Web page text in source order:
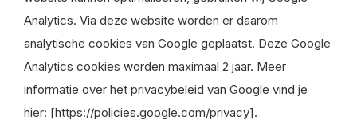
Analytics. Via deze website worden er daarom
analytische cookies van Google geplaatst. Deze Google
Analytics cookies worden maximaal 2 jaar. Meer
informatie over het privacybeleid van Google vind je
hier: [https://policies.google.com/privacy].